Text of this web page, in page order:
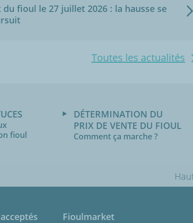
du fioul le 27 juillet 2026 : la hausse se
Toutes les actualités
fioul
DÉTERMINATION DU
PRIX DE VENTE DU FIOUL
Comment ça marche ?
Fioulmarket